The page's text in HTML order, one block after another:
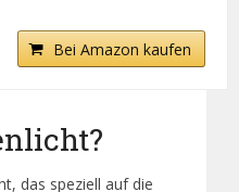
Bei Amazon kaufen
das speziell auf die